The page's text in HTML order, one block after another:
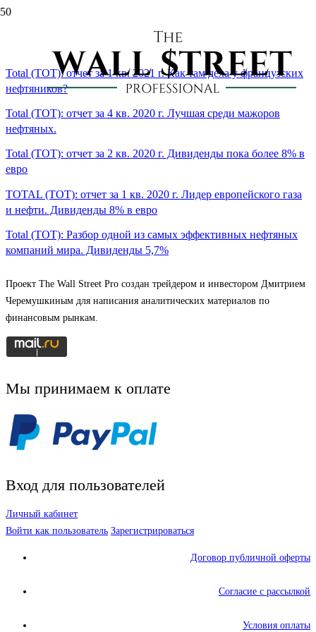
Total (TOT): отчет за 1 кв. 2021 г. Как там дела у французских
нефтяников?
Total (TOT): отчет за 4 кв. 2020 г. Лучшая среди мажоров
нефтяных.
Total (TOT): отчет за 2 кв. 2020 г. Дивиденды пока более 8% в
евро
TOTAL (TOT): отчет за 1 кв. 2020 г. Лидер европейского газа
и нефти. Дивиденды 8% в евро
Total (TOT): Разбор одной из самых эффективных нефтяных
компаний мира. Дивиденды 5,7%
Проект The Wall Street Pro создан трейдером и инвестором Дмитрием
Черемушкиным для написания аналитических материалов по
финансовым рынкам.
Мы принимаем к оплате
Вход для пользователей
Личный кабинет
Войти как пользователь Зарегистрироваться
Договор публичной оферты
Согласие с рассылкой
Условия оплаты